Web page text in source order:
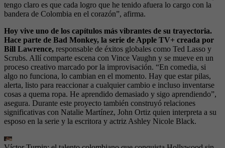
tengo claro es que cada logro que he tenido afuera lo cargo con la
bandera de Colombia en el corazón”, afirma.
Hoy vive uno de los capítulos más vibrantes de su trayectoria.
Hace parte de Bad Monkey, la serie de Apple TV+ creada por
Bill Lawrence, responsable de éxitos globales como Ted Lasso y
Scrubs. Allí comparte escena con Vince Vaughn y se mueve en un
proceso creativo marcado por la improvisación. “En comedia, si
algo no funciona, lo cambian en el momento. Hay que estar pilas,
alerta, listo para reaccionar a cualquier cambio e incluso inventarse
cosas a quema ropa. He aprendido demasiado y sigo aprendiendo”,
asegura. Durante este proyecto también construyó relaciones
significativas con Natalie Martínez, John Ortiz quien interpreta a su
esposo en la serie y la escritora y actriz Ashley Nicole Black.